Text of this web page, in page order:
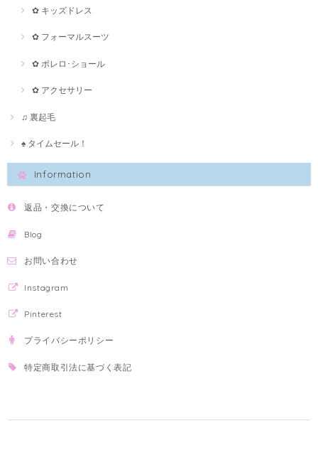
✿ キッズドレス
✿ フォーマルスーツ
✿ ボレロ･ショール
✿ アクセサリー
♫ 裏起毛
♠ タイムセール！
Information
返品・交換について
Blog
お問い合わせ
Instagram
Pinterest
プライバシーポリシー
特定商取引法に基づく表記